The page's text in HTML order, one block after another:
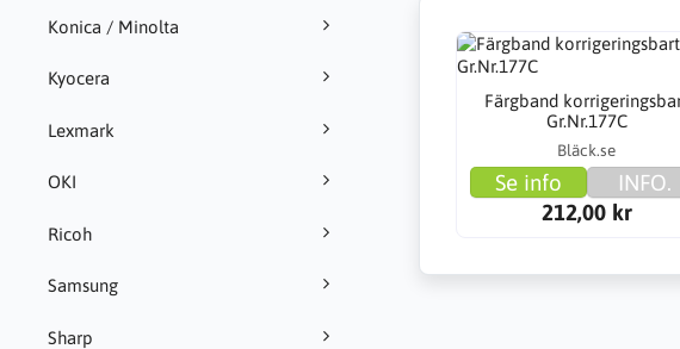
Konica / Minolta
Kyocera
Lexmark
OKI
Ricoh
Samsung
Sharp
Färgband
Gr.Nr.177C
Bläck.se
Se info
INFO.
212,00 kr